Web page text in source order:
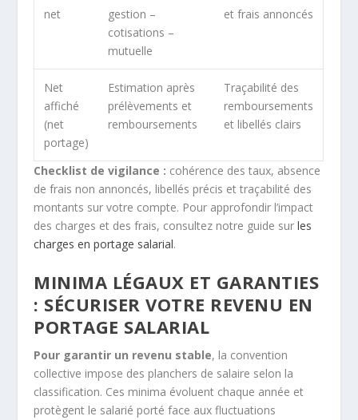
net
gestion –
cotisations –
mutuelle
et frais annoncés
Net
affiché
(net
portage)
Estimation après
prélèvements et
remboursements
Traçabilité des
remboursements
et libellés clairs
Checklist de vigilance : cohérence des taux, absence
de frais non annoncés, libellés précis et traçabilité des
montants sur votre compte. Pour approfondir l’impact
des charges et des frais, consultez notre guide surles
charges en portage salarial.
MINIMA LÉGAUX ET GARANTIES
: SÉCURISER VOTRE REVENU EN
PORTAGE SALARIAL
Pour garantir un revenu stable, la convention
collective impose des planchers de salaire selon la
classification. Ces minima évoluent chaque année et
protègent le salarié porté face aux fluctuations